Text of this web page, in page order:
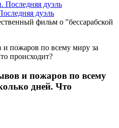
дуэль
фильм о "бессарабской
и пожаров по всему
дней. Что